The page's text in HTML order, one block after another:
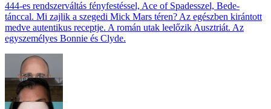
444-es rendszerváltás fényfestéssel, Ace of Spadesszel, Bede-
tánccal. Mi zajlik a szegedi Mick Mars téren? Az egészben kirántott
medve autentikus receptje. A román utak leelőzik Ausztriát. Az
egyszemélyes Bonnie és Clyde.